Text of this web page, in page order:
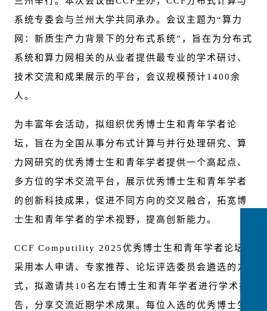
系统专委会与兰州大学共同承办。会议主题为“算力
网： 新质生产力 背景下的分布式系统”，旨在为分布式
系统和算力网相关的从业者提供最专业的学术研讨、
技术交流和成果展示的平台，会议规模预计1400余
人。
为丰富年会活动，拟组织优秀博士生和 青年学者论
坛 ，旨在为全国从事分布式计算与并行处理研究、算
力网研究的优秀博士生和青年学者提供一个高起点、
多方位的学术交流平台，展示优秀博士生和青年学者
的创新科技成果，促进不同方向的交叉融合，拓宽博
士生和青年学者的学术视野，提高创新能力。
CCF Computility 2025优秀博士生和青年学者论坛
采用本人申请、专家推荐、论坛评选委员会遴选的方
式，拟邀请共10名左右博士生和青年学者进行学术报
告，分享交流近期学术成果。每位入选的优秀博士生